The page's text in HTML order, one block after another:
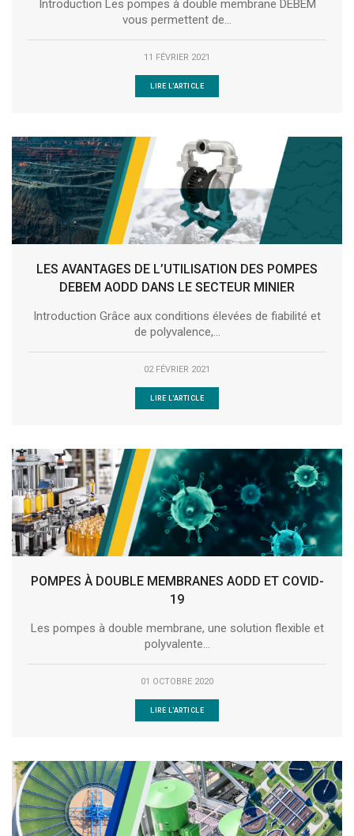
Introduction Les pompes à double membrane DEBEM
vous permettent de...
11 FÉVRIER 2021
LIRE L'ARTICLE
LES AVANTAGES DE L’UTILISATION DES POMPES
DEBEM AODD DANS LE SECTEUR MINIER
Introduction Grâce aux conditions élevées de fiabilité et
de polyvalence,...
02 FÉVRIER 2021
LIRE L'ARTICLE
POMPES À DOUBLE MEMBRANES AODD ET COVID-
19
Les pompes à double membrane, une solution flexible et
polyvalente...
01 OCTOBRE 2020
LIRE L'ARTICLE